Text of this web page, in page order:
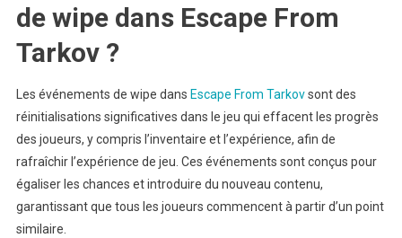
de wipe dans Escape From
Tarkov ?
Les événements de wipe dans Escape From Tarkovsont des
réinitialisations significatives dans le jeu qui effacent les progrès
des joueurs, y compris l’inventaire et l’expérience, afin de
rafraîchir l’expérience de jeu. Ces événements sont conçus pour
égaliser les chances et introduire du nouveau contenu,
garantissant que tous les joueurs commencent à partir d’un point
similaire.